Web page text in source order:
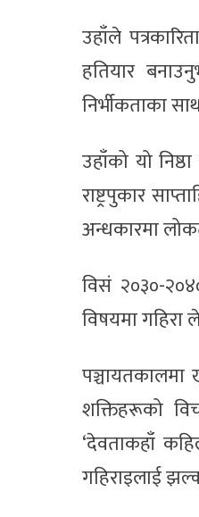
उहाँले
हतियार
निर्भीकताका
उहाँको यो
राष्ट्रपुकार
अन्धकारमा
विसं २०३०-
विषयमा गहिरा
पञ्चायतकालमा
शक्तिहरूको
‘देवताकहाँ
गहिराइलाई